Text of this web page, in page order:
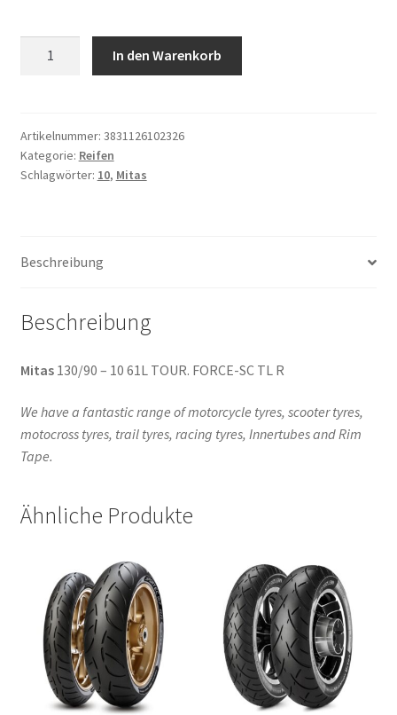
130/90
-
10
Menge
In den Warenkorb
Artikelnummer: 3831126102326
Kategorie: Reifen
Schlagwörter: 10, Mitas
Beschreibung
Beschreibung
Mitas130/90 – 10 61L TOUR. FORCE-SC TL R
We have a fantastic range of motorcycle tyres, scooter tyres,
motocross tyres, trail tyres, racing tyres, Innertubes and Rim
Tape.
Ähnliche Produkte